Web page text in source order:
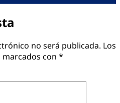
no será publicada. Los
con *